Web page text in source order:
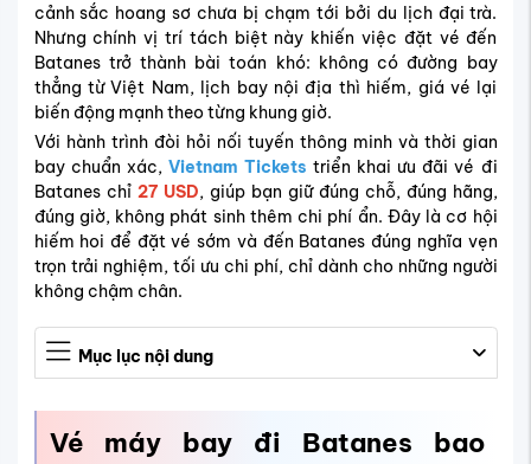
cảnh sắc hoang sơ chưa bị chạm tới bởi du lịch đại trà.
Nhưng chính vị trí tách biệt này khiến việc đặt vé đến
Batanes trở thành bài toán khó: không có đường bay
thẳng từ Việt Nam, lịch bay nội địa thì hiếm, giá vé lại
biến động mạnh theo từng khung giờ.
Với hành trình đòi hỏi nối tuyến thông minh và thời gian
bay chuẩn xác, Vietnam Ticketstriển khai ưu đãi vé đi
Batanes chỉ 27 USD, giúp bạn giữ đúng chỗ, đúng hãng,
đúng giờ, không phát sinh thêm chi phí ẩn. Đây là cơ hội
hiếm hoi để đặt vé sớm và đến Batanes đúng nghĩa vẹn
trọn trải nghiệm, tối ưu chi phí, chỉ dành cho những người
không chậm chân.
Mục lục nội dung
Vé máy bay đi Batanes bao